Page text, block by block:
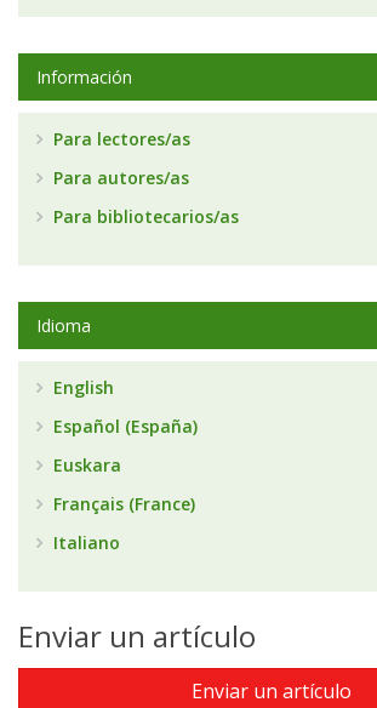
Información
Para lectores/as
Para autores/as
Para bibliotecarios/as
Idioma
English
Español (España)
Euskara
Français (France)
Italiano
Enviar un artículo
Enviar un artículo